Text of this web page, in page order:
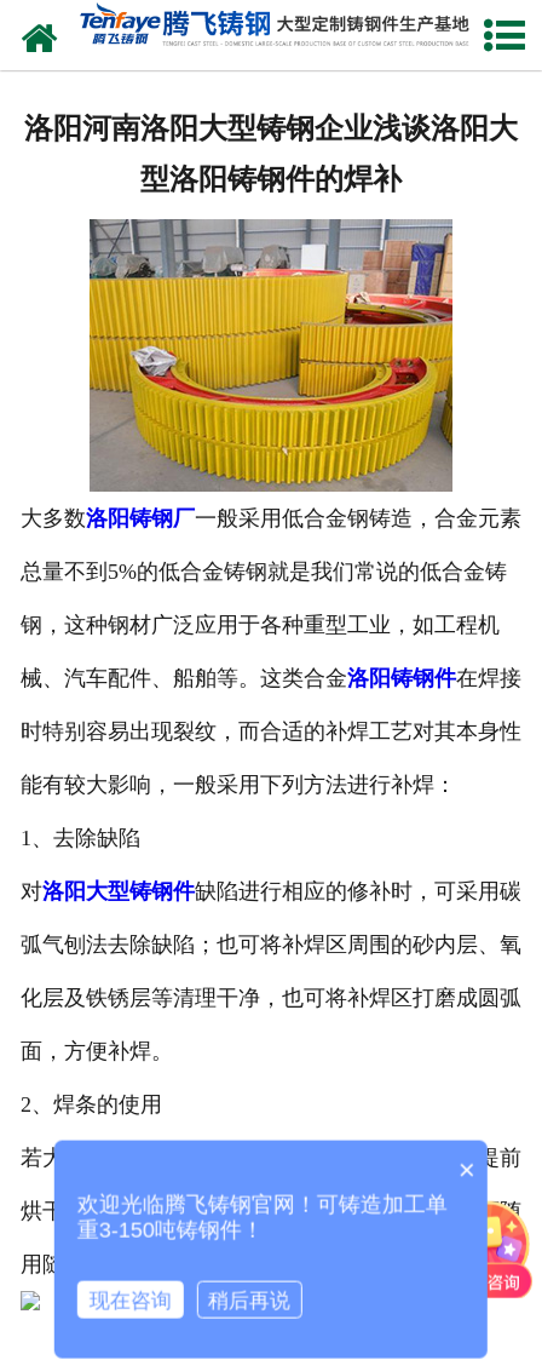
网站首页
新闻中心
客户案例
生产能力
联系我们
洛阳河南洛阳大型铸钢企业浅谈洛阳大
型洛阳铸钢件的焊补
大多数洛阳铸钢厂一般采用低合金钢铸造，合金元素
总量不到5%的低合金铸钢就是我们常说的低合金铸
钢，这种钢材广泛应用于各种重型工业，如工程机
械、汽车配件、船舶等。这类合金洛阳铸钢件在焊接
时特别容易出现裂纹，而合适的补焊工艺对其本身性
能有较大影响，一般采用下列方法进行补焊：
1、去除缺陷
对洛阳大型铸钢件缺陷进行相应的修补时，可采用碳
弧气刨法去除缺陷；也可将补焊区周围的砂内层、氧
化层及铁锈层等清理干净，也可将补焊区打磨成圆弧
面，方便补焊。
2、焊条的使用
若大型 厂要使用焊条焊补时，要提前
烘干并保温，可将烘干后的焊条放入保温筒内，可随
用随取，未经烘干的焊条不得使用。
×
欢迎光临腾飞铸钢官网！可铸造加工单
重3-150吨铸钢件！
现在咨询 稍后再说